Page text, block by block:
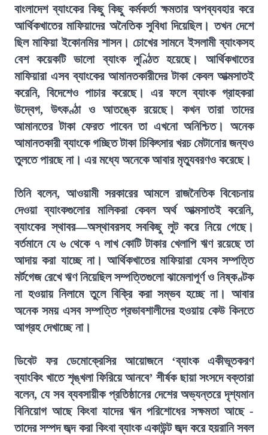
বাংলাদেশ ব্যাংকের কিছু কিছু কর্মকর্তা ক্ষমতার অপব্যবহার করে
আর্থিকখাতের মাফিয়াদের অনৈতিক সুবিধা দিয়েছিল। তখন দেশে
ছিল মাফিয়া ইকোনমির শাসন। চোখের সামনে ইসলামী ব্যাংকসহ
বেশ কয়েকটি ভালো ব্যাংক লুণ্ঠিত হয়েছে। আর্থিকখাতের
মাফিয়ারা এসব ব্যাংকের আমানতকারীদের টাকা কেবল আত্মসাতই
করেনি, বিদেশেও পাচার করেছে। এর ফলে ব্যাংক গ্রাহকরা
উদ্বেগ, উৎকণ্ঠা ও আতঙ্কে রয়েছে। কখন তারা তাদের
আমানতের টাকা ফেরত পাবেন তা এখনো অনিশ্চিত। অনেক
আমানতকারী ব্যাংকে গচ্ছিত টাকা চিকিৎসার খরচ মেটানোর জন্যও
তুলতে পারছে না। এর মধ্যে অনেকে আবার মৃত্যুবরণও করেছে।
তিনি বলেন, আওয়ামী সরকারের আমলে রাজনৈতিক বিবেচনায়
দেওয়া ব্যাংকগুলোর মালিকরা কেবল অর্থ আত্মসাতই করেনি,
ব্যাংকের স্থাবর—অস্থাবরসহ সবকিছু লুট করে নিয়ে গেছে।
বর্তমানে যে ৬ থেকে ৭ লাখ কোটি টাকার খেলাপি ঋণ রয়েছে তা
আদায় করা যাচ্ছে না। আর্থিকখাতের মাফিয়ারা যেসব সম্পত্তি
মর্টগেজ রেখে ঋণ নিয়েছিল সম্পত্তিগুলো ঝামেলাপূর্ণ ও নিষ্কণ্টক
না হওয়ায় নিলামে তুলে বিক্রি করা সম্ভব হচ্ছে না। আবার
অনেক সময় এসব সম্পত্তি প্রভাবশালীদের হওয়ায় কেউ কিনতে
আগ্রহ দেখাচ্ছে না।
ডিবেট ফর ডেমোক্রেসির আয়োজনে ‘ব্যাংক একীভূতকরণ
ব্যাংকিং খাতে শৃঙ্খলা ফিরিয়ে আনবে’ শীর্ষক ছায়া সংসদে বক্তারা
বলেন, যে সব ব্যবসায়ীক প্রতিষ্ঠানের দেশের অভ্যন্তরে দৃশ্যমান
বিনিয়োগ আছে কিংবা যাদের ঋন পরিশোধের সক্ষমতা আছে -
তাদের সম্পদ জব্দ করা কিংবা ব্যাংক একাউন্ট জব্দ করে হয়রানি সবল